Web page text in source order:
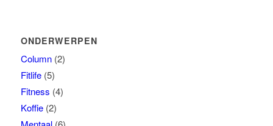
ONDERWERPEN
Column(2)
Fitlife(5)
Fitness (4)
Koffie(2)